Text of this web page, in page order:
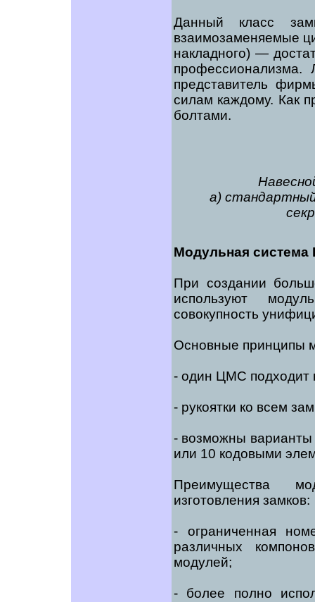
Данный класс
взаимозаменяемые
накладного) —
профессионализма.
представитель
силам каждому. Как
болтами.
а)
Модульная
При создании
используют
совокупность
Основные принципы
- один ЦМС подходит
- рукоятки ко всем
- возможны
или 10 кодовыми
Преимущества
изготовления замков:
- ограниченная
различных
модулей;
- более полно